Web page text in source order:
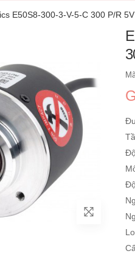
E50S8-300-3-V-5-C 300 P/R